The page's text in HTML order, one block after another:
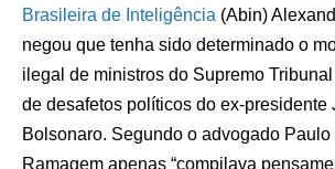
Brasileira de Inteligência (Abin)
negou que tenha sido determinado o
ilegal de ministros do Supremo
de desafetos políticos do ex-presidente
Bolsonaro. Segundo o advogado
Ramagem apenas “compilava